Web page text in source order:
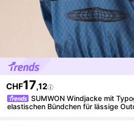
CHF17,12
SUMWON Windjacke mit
elastischen Bündchen für lässige